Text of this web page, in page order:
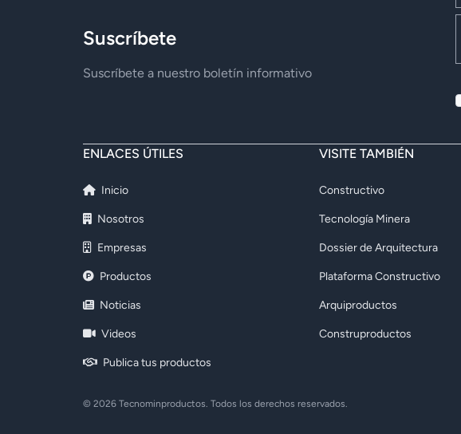
Suscríbete
Suscríbete a nuestro boletín informativo
ENLACES ÚTILES
Inicio
Nosotros
Empresas
Productos
Noticias
Videos
Publica tus productos
VISITE TAMBIÉN
Constructivo
Tecnología Minera
Dossier de Arquitectura
Plataforma Constructivo
Arquiproductos
Construproductos
© 2026 Tecnominproductos. Todos los derechos reservados.